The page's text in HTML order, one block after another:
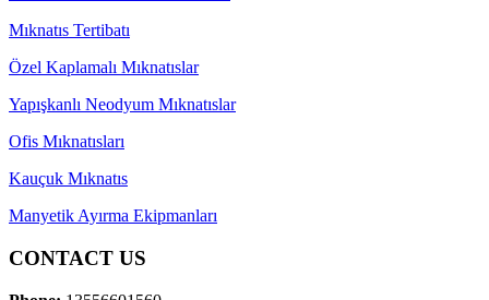
Mıknatıs Tertibatı
Özel Kaplamalı Mıknatıslar
Yapışkanlı Neodyum Mıknatıslar
Ofis Mıknatısları
Kauçuk Mıknatıs
Manyetik Ayırma Ekipmanları
CONTACT US